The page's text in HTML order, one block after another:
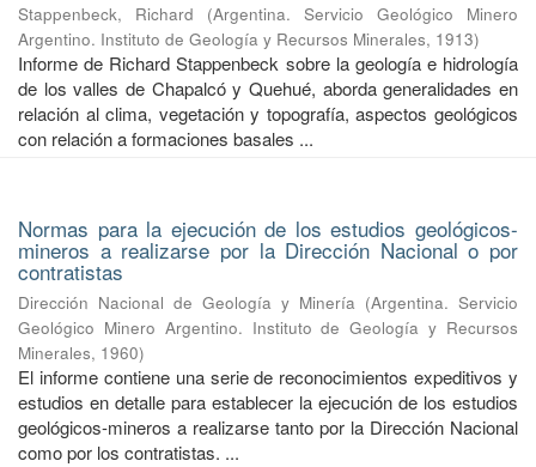
Stappenbeck, Richard (Argentina. Servicio Geológico Minero
Argentino. Instituto de Geología y Recursos Minerales, 1913)
Informe de Richard Stappenbeck sobre la geología e hidrología
de los valles de Chapalcó y Quehué, aborda generalidades en
relación al clima, vegetación y topografía, aspectos geológicos
con relación a formaciones basales ...
Normas para la ejecución de los estudios geológicos-
mineros a realizarse por la Dirección Nacional o por
contratistas
Dirección Nacional de Geología y Minería (Argentina. Servicio
Geológico Minero Argentino. Instituto de Geología y Recursos
Minerales, 1960)
El informe contiene una serie de reconocimientos expeditivos y
estudios en detalle para establecer la ejecución de los estudios
geológicos-mineros a realizarse tanto por la Dirección Nacional
como por los contratistas. ...